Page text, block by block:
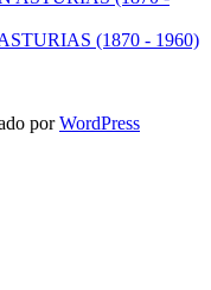
(1870 - 1960)
porWordPress